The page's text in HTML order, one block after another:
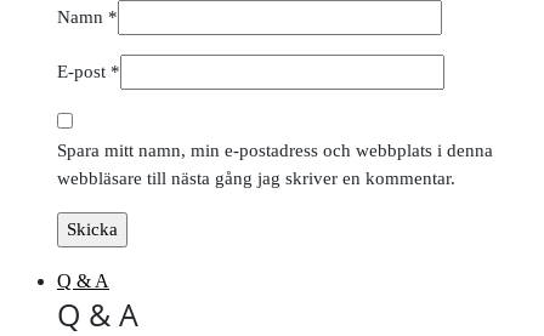
Namn *
E-post *
Spara mitt namn, min e-postadress och webbplats i denna
webbläsare till nästa gång jag skriver en kommentar.
Q & A
Q & A